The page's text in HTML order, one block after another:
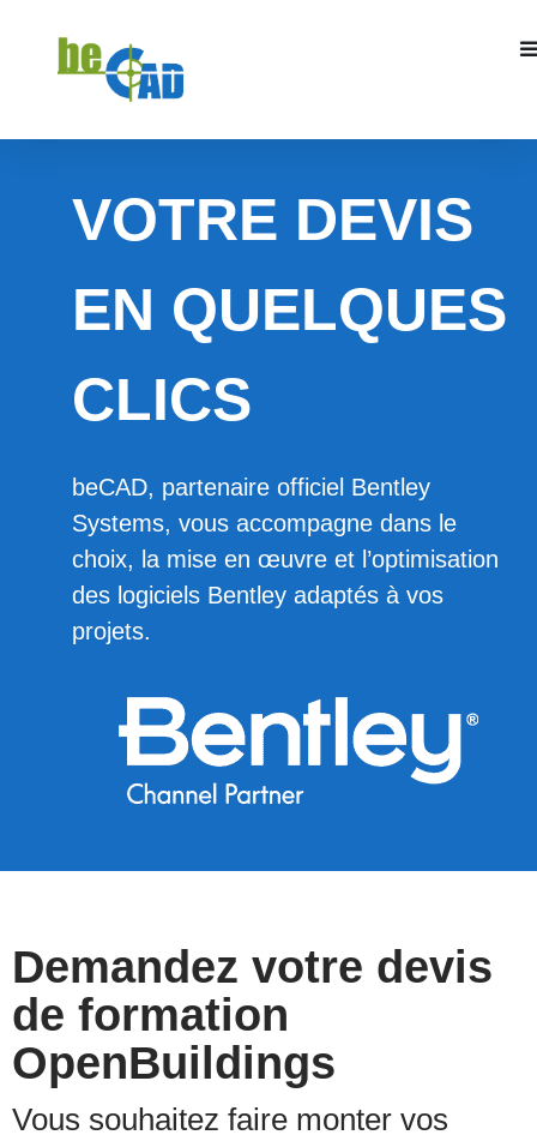
VOTRE DEVIS
EN QUELQUES
CLICS
beCAD, partenaire officiel Bentley
Systems, vous accompagne dans le
choix, la mise en œuvre et l’optimisation
des logiciels Bentley adaptés à vos
projets.
Demandez votre devis
de formation
OpenBuildings
Vous souhaitez faire monter vos